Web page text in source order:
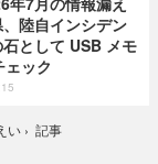
陸自インシデン
石として USB メモ
ェック
い › 記事